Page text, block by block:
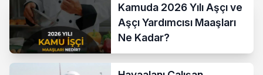
Kamuda 2026 Yılı Aşçı ve
Aşçı Yardımcısı Maaşları
Ne Kadar?